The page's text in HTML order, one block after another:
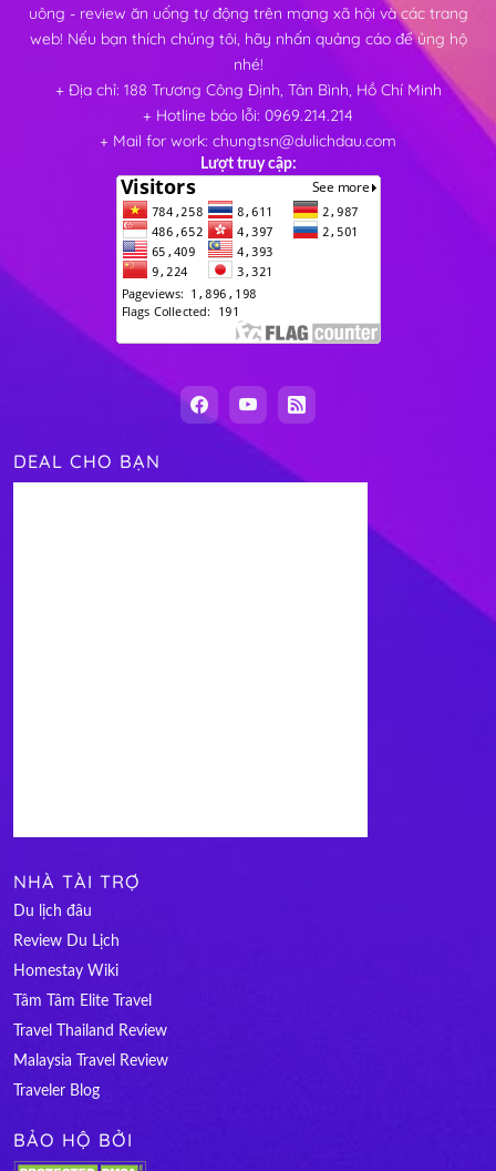
uông - review ăn uống tự động trên mạng xã hội và các trang
web! Nếu bạn thích chúng tôi, hãy nhấn quảng cáo để ủng hộ
nhé!
+ Địa chỉ: 188 Trương Công Định, Tân Bình, Hồ Chí Minh
+ Hotline báo lỗi: 0969.214.214
+ Mail for work: chungtsn@dulichdau.com
Lượt truy cập:
DEAL CHO BẠN
NHÀ TÀI TRỢ
Du lịch đâu
Review Du Lịch
Homestay Wiki
Tâm Tâm Elite Travel
Travel Thailand Review
Malaysia Travel Review
Traveler Blog
BẢO HỘ BỞI